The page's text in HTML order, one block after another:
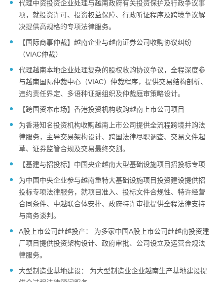
代理中资投资企业处理与越南政府有关投资保护及行政争议事
项，就投资许可、投资权益保障、行政听证程序及跨境争议解
决提供高规格的专项法律服务。
【国际商事仲裁】越南企业与越南证券公司收购协议纠纷
（VIAC仲裁）
代理越南本地企业处理复杂的股权收购协议争议，全程深度参
与越南国际仲裁中心（VIAC）仲裁程序，提供交易结构剖析、
违约责任界定、多语种证据组织及仲裁庭审策略设计。
【跨国资本市场】香港投资机构收购越南上市公司项目
为香港知名投资机构收购越南上市公司提供全流程跨境并购法
律服务，主导交易架构设计、跨国法律尽职调查、交易文件起
草、证券监管合规及交易最终交割。
【基建与招投标】中国央企越南大型基础设施项目招投标专项
为中国中央企业参与越南重特大基础设施项目投资建设提供招
投标专项法律服务，就项目准入、投标文件合规性、特许经营
合同条件、中越联合体安排、政府特许审批提供全程法律支持
与商务谈判。
A股上市公司赴越投产： 为多家中国A股上市公司赴越南投资建
厂项目提供投资架构设计、政府审批、公司设立及运营合规法
律服务。
大型制造业基地建设： 为大型制造业企业越南生产基地建设提